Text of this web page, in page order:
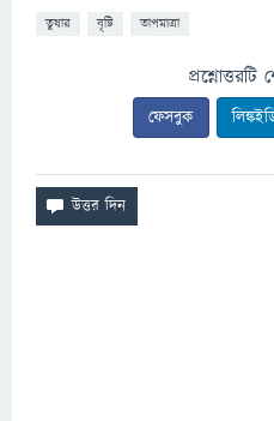
তুষার বৃষ্টি তাপমাত্রা
ফেসবুক